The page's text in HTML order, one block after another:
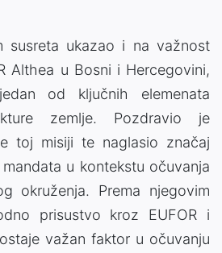
susreta ukazao i na važnost
Althea u Bosni i Hercegovini,
od ključnih elemenata
zemlje. Pozdravio je
toj misiji te naglasio značaj
u kontekstu očuvanja
okruženja. Prema njegovim
prisustvo kroz EUFOR i
važan faktor u očuvanju